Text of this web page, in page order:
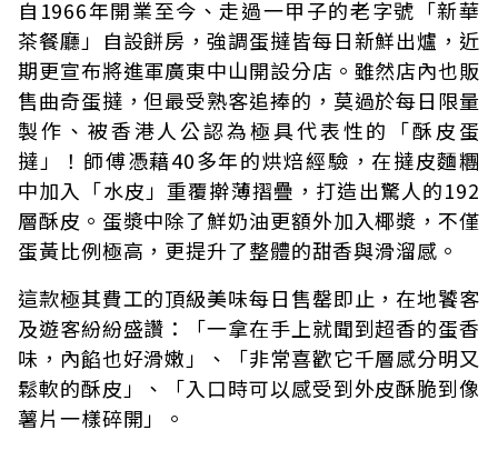
自1966年開業至今、走過一甲子的老字號「新華
茶餐廳」自設餅房，強調蛋撻皆每日新鮮出爐，近
期更宣布將進軍廣東中山開設分店。雖然店內也販
售曲奇蛋撻，但最受熟客追捧的，莫過於每日限量
製作、被香港人公認為極具代表性的「酥皮蛋
撻」！師傅憑藉40多年的烘焙經驗，在撻皮麵糰
中加入「水皮」重覆擀薄摺疊，打造出驚人的192
層酥皮。蛋漿中除了鮮奶油更額外加入椰漿，不僅
蛋黃比例極高，更提升了整體的甜香與滑溜感。
這款極其費工的頂級美味每日售罄即止，在地饕客
及遊客紛紛盛讚：「一拿在手上就聞到超香的蛋香
味，內餡也好滑嫩」、「非常喜歡它千層感分明又
鬆軟的酥皮」、「入口時可以感受到外皮酥脆到像
薯片一樣碎開」。